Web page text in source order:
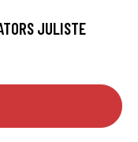
JULISTE